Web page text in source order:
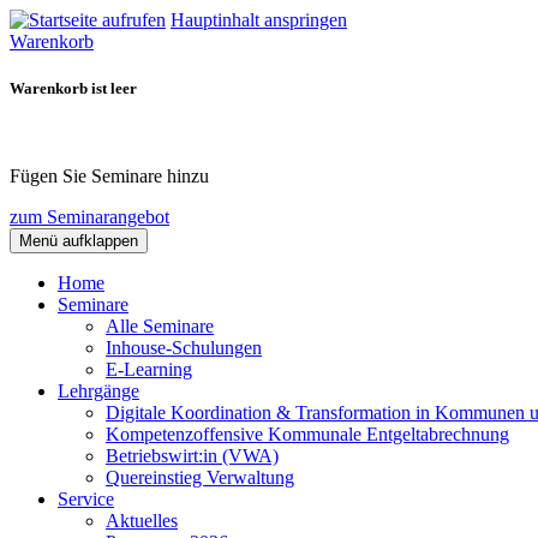
Hauptinhalt anspringen
Warenkorb
Warenkorb ist leer
Fügen Sie Seminare hinzu
zum Seminarangebot
Menü aufklappen
Home
Seminare
Alle Seminare
Inhouse-Schulungen
E-Learning
Lehrgänge
Digitale Koordination & Transformation in Kommunen
Kompetenzoffensive Kommunale Entgeltabrechnung
Betriebswirt:in (VWA)
Quereinstieg Verwaltung
Service
Aktuelles